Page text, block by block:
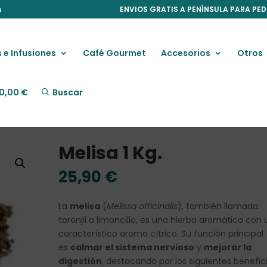
ENVIOS GRATIS A PENÍNSULA PARA
e Infusiones Café Gourmet Accesorios Otros
0,00 € Buscar
Melisa 1 Kg.
25,90 €
La melisa (Melissa officinalis), también llamada
toronjil o limoncillo, es una hierba aromática con
característico aroma cítrico. Su función principal
es calmar el sistema nervioso y mejorar la
digestión, destacando por los siguientes